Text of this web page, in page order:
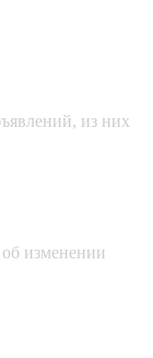
из них
изменении